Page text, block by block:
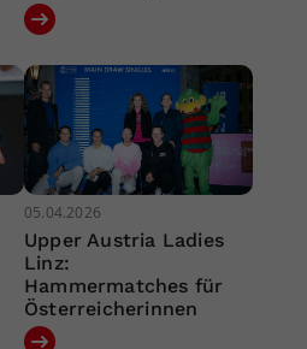
05.04.2026
Upper Austria Ladies
Linz:
Hammermatches für
Österreicherinnen